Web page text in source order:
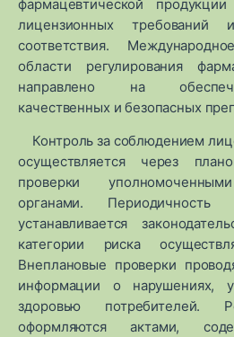
фармацевтической
лицензионных
соответствия.
области регулирования
направлено на
качественных и безопасных
Контроль за соблюдением
осуществляется через
проверки
органами. Периодичность
устанавливается
категории риска
Внеплановые проверки
информации о нарушениях,
здоровью потребителей.
оформляются актами,